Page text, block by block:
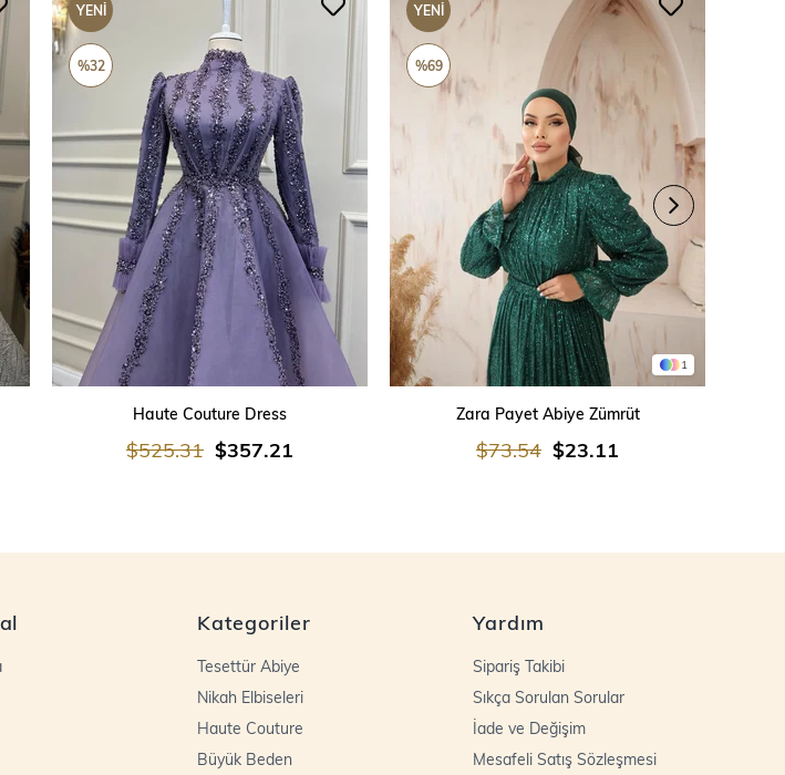
SEPETE EKLE
Haute Couture Dress
$357.21
$525.31
YENI
ÜRÜN
%32
1
SEPETE EKLE
Zara Payet Abiye Zümrüt
$23.11
$73.54
YENI
ÜRÜN
%69
Kategoriler
Tesettür Abiye
Nikah Elbiseleri
Haute Couture
Büyük Beden
Yardım
Sipariş Takibi
Sıkça Sorulan Sorular
İade ve Değişim
Mesafeli Satış Sözleşmesi